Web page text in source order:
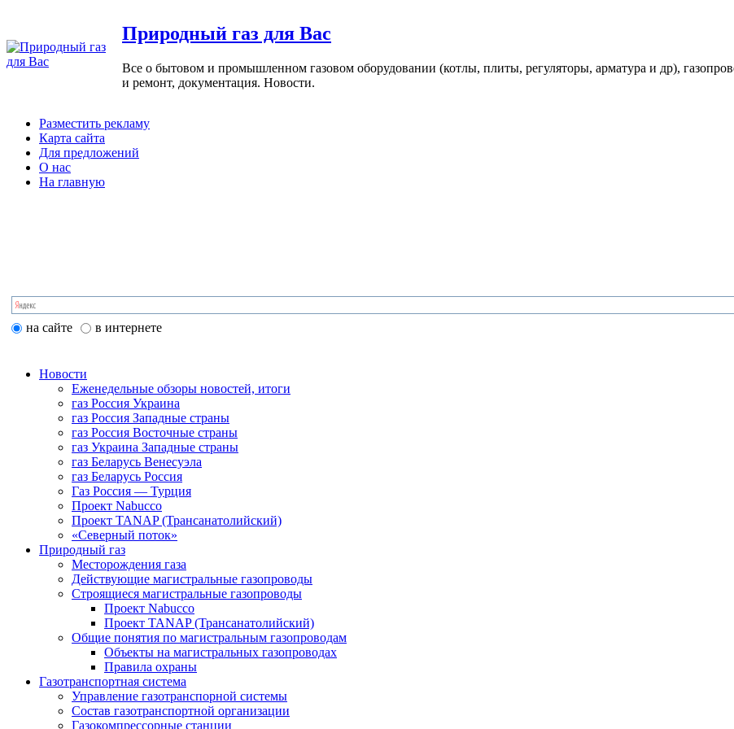
Природный газ для Вас
Все о бытовом и промышленном газовом оборудовании (котлы, плиты, регуляторы, арматура и др),
и ремонт, документация. Новости.
Разместить рекламу
Карта сайта
Для предложений
О нас
На главную
на сайте в интернете
Новости
Еженедельные обзоры новостей, итоги
газ Россия Украина
газ Россия Западные страны
газ Россия Восточные страны
газ Украина Западные страны
газ Беларусь Венесуэла
газ Беларусь Россия
Газ Россия — Турция
Проект Nabucco
Проект TANAP (Трансанатолийский)
«Северный поток»
Природный газ
Месторождения газа
Действующие магистральные газопроводы
Строящиеся магистральные газопроводы
Проект Nabucco
Проект TANAP (Трансанатолийский)
Общие понятия по магистральным газопроводам
Объекты на магистральных газопроводах
Правила охраны
Газотранспортная система
Управление газотранспорной системы
Состав газотранспортной организации
Газокомпрессорные станции